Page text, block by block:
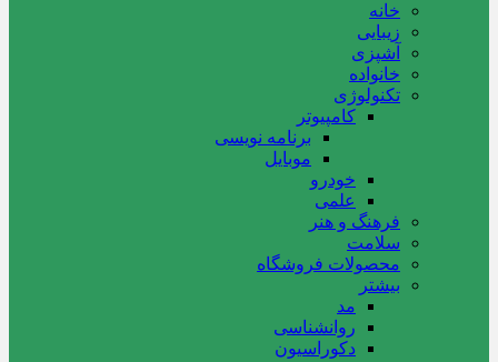
خانه
زیبایی
آشپزی
خانواده
تکنولوژی
کامپیوتر
برنامه نویسی
موبایل
خودرو
علمی
فرهنگ و هنر
سلامت
محصولات فروشگاه
بیشتر
مد
روانشناسی
دکوراسیون